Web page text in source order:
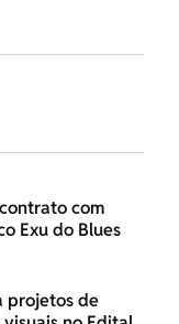
com
Exu do Blues
projetos de